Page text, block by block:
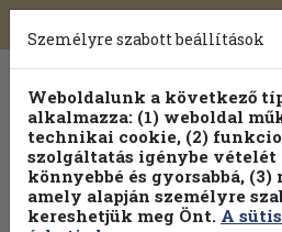
Toggle
navigation
Válogasson több mint
100%
Személyre szabott beállítások
Weboldalunk a következő
alkalmazza: (1) weboldal
technikai cookie, (2)
szolgáltatás igénybe vételét
könnyebbé és gyorsabbá,
amely alapján személyre
kereshetjük meg Önt. A